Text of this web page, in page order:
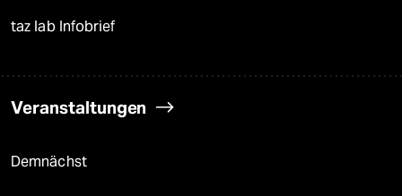
taz lab Infobrief
Veranstaltungen
Demnächst